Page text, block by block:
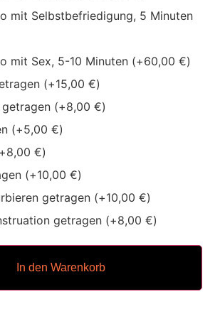
mit Selbstbefriedigung, 5 Minuten
mit Sex, 5-10 Minuten (+60,00 €)
(+15,00 €)
(+8,00 €)
(+5,00 €)
8,00 €)
(+10,00 €)
getragen (+10,00 €)
getragen (+8,00 €)
In den Warenkorb